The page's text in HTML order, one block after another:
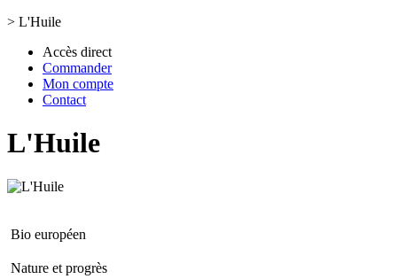
> L'Huile
Accès direct
Commander
Mon compte
Contact
L'Huile
Bio européen
Nature et progrès